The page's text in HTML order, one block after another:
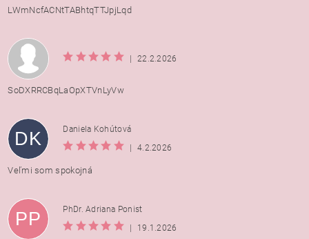
LWmNcfACNtTABhtqTTJpjLqd
| 22.2.2026
SoDXRRCBqLaOpXTVnLyVw
DK
Daniela Kohútová
|
4.2.2026
Veľmi som spokojná
PP
PhDr. Adriana Ponist
|
19.1.2026